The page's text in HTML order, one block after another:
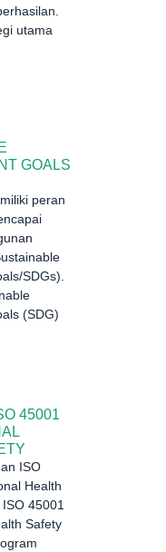
utama
GOALS
peran
SDGs).
(SDG)
45001
ISO
Health
45001
Safety